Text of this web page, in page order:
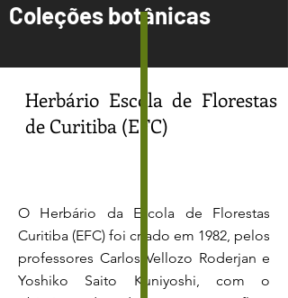
Coleções botânicas
Herbário Escola de Florestas
de Curitiba (EFC)
O Herbário da Escola de Florestas
Curitiba (EFC) foi criado em 1982, pelos
professores Carlos Vellozo Roderjan e
Yoshiko Saito Kuniyoshi, com o